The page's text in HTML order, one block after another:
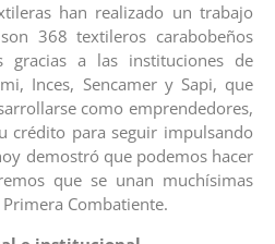
han realizado un trabajo
368 textileros carabobeños
gracias a las instituciones de
Inces, Sencamer y Sapi, que
como emprendedores,
crédito para seguir impulsando
demostró que podemos hacer
que se unan muchísimas
Combatiente.